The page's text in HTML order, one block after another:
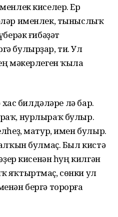
киселер. Ер
именлек, тыныслыҡ
ғибәҙәт
булырҙар, ти. Ул
мәкерлеген ҡыла
хас билдәләре лә бар.
нурлыраҡ булыр.
матур, имен булыр.
булмаҫ. Был кистә
кисенән һуң килгән
яҡтыртмаҫ, сөнки ул
бергә торорға